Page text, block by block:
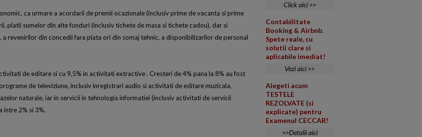
ca urmare a acordarii de premii ocazionale (inclusiv prime de vacanta si prime
platii sumelor din alte fonduri (inclusiv tichete de masa si tichete cadou), dar si
revenirilor din concedii fara plata ori din somaj tehnic, a disponibilizarilor de personal
de editare si cu 9,5% in activitati extractive . Cresteri de 4% pana la 8% au fost
de televiziune, inclusiv inregistrari audio si activitati de editare muzicala,
naturale, iar in servicii in tehnologia informatiei (inclusiv activitati de servicii
intre 2% si 3%.
Click aici >>
Contabilitate
Booking & Airbnb.
Spete reale, cu
solutii clare si
aplicabile imediat!
Vezi aici >>
Alegeti acum
TESTELE
REZOLVATE (si
explicate) pentru
Examenul CECCAR!
>>Detalii aici